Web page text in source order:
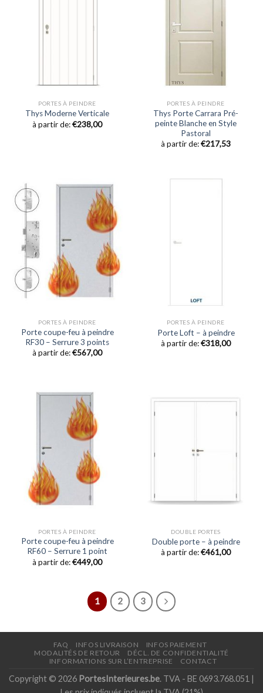
PORTES À PEINDRE
Thys Moderne Verticale
à partir de:€238,00
PORTES À PEINDRE
Thys Porte Carrara Pré-
peinte Blanche en Style
Pastoral
à partir de:€217,53
PORTES À PEINDRE
Porte coupe-feu à peindre
RF30 – Serrure 3 points
à partir de:€567,00
PORTES À PEINDRE
Porte Loft – à peindre
à partir de:€318,00
PORTES À PEINDRE
Porte coupe-feu à peindre
RF60 – Serrure 1 point
à partir de:€449,00
DOUBLE PORTES
Double porte – à peindre
à partir de:€461,00
1 2 3
FAQ INFOS LIVRAISON
INFOS PAIEMENT
MODALITÉS DE RETOUR
DÉCL. DE CONFIDENTIALITÉ
INFORMATIONS SUR L’ENTREPRISE
CONTACT
Copyright © 2026 PortesInterieures.be. TVA - BE 0693.768.051 |